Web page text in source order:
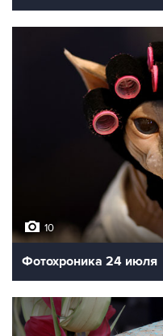
10
Фотохроника 24 июля